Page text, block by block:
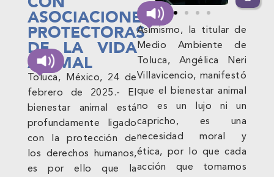
ASOCIACIONES
PROTECTORAS
DE LA VIDA
ANIMAL
Toluca, México, 24 de
febrero de 2025.- El
bienestar animal está
profundamente ligado
con la protección de
los derechos humanos,
es por ello que la
Asimismo, la titular de
Medio Ambiente de
Toluca, Angélica Neri
Villavicencio, manifestó
que el bienestar animal
no es un lujo ni un
capricho, es una
necesidad moral y
ética, por lo que cada
acción que tomamos